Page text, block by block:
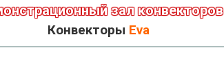
зал конвекторов
Конвекторы Eva